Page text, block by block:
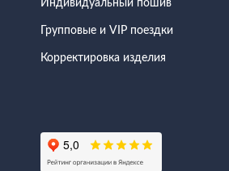
Индивидуальный пошив
Групповые и VIP поездки
Корректировка изделия